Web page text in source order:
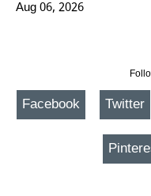
Aug 06, 2026
Facebook Twitter